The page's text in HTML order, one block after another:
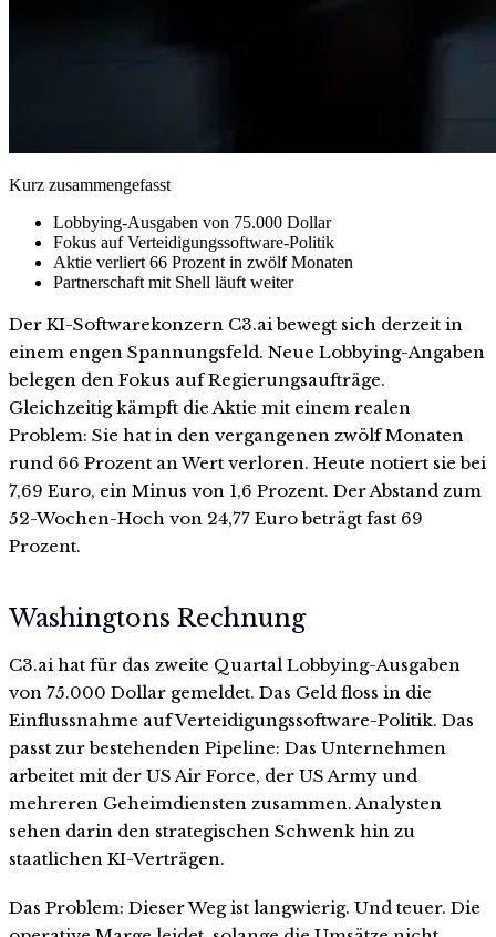
Kurz zusammengefasst
Lobbying-Ausgaben von 75.000 Dollar
Fokus auf Verteidigungssoftware-Politik
Aktie verliert 66 Prozent in zwölf Monaten
Partnerschaft mit Shell läuft weiter
Der KI-Softwarekonzern C3.ai bewegt sich derzeit in
einem engen Spannungsfeld. Neue Lobbying-Angaben
belegen den Fokus auf Regierungsaufträge.
Gleichzeitig kämpft die Aktie mit einem realen
Problem: Sie hat in den vergangenen zwölf Monaten
rund 66 Prozent an Wert verloren. Heute notiert sie bei
7,69 Euro, ein Minus von 1,6 Prozent. Der Abstand zum
52-Wochen-Hoch von 24,77 Euro beträgt fast 69
Prozent.
Washingtons Rechnung
C3.ai hat für das zweite Quartal Lobbying-Ausgaben
von 75.000 Dollar gemeldet. Das Geld floss in die
Einflussnahme auf Verteidigungssoftware-Politik. Das
passt zur bestehenden Pipeline: Das Unternehmen
arbeitet mit der US Air Force, der US Army und
mehreren Geheimdiensten zusammen. Analysten
sehen darin den strategischen Schwenk hin zu
staatlichen KI-Verträgen.
Das Problem: Dieser Weg ist langwierig. Und teuer. Die